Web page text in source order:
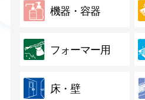
機器・容器
フォーマー用
床・壁